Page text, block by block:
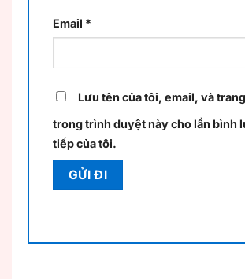
Email *
Lưu tên của tôi, email, và
trong trình duyệt này cho lần bình
tiếp của tôi.